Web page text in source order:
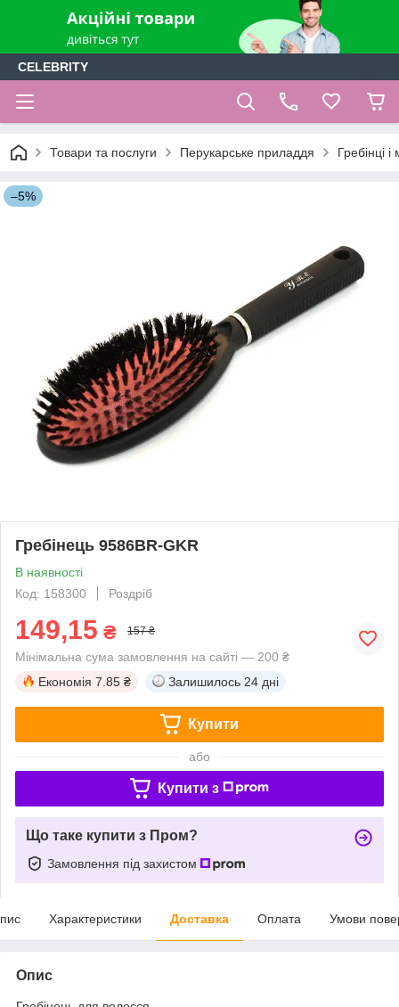
CELEBRITY
Товари та послуги Перукарське приладдя Гребінці
–5%
Гребінець 9586BR-GKR
В наявності
Код: 158300
Роздріб
149,15 ₴ 157 ₴
Мінімальна сума замовлення на сайті — 200 ₴
Економія 7.85 ₴ Залишилось 24 дні
Купити
або
Купити з
Що таке купити з Пром?
Замовлення під захистом
Характеристики Доставка Оплата Умови
Опис